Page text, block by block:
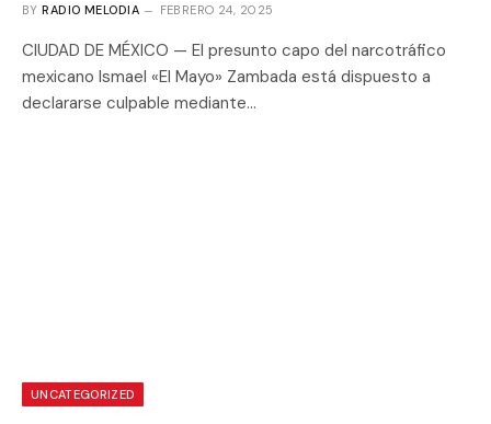
BY RADIO MELODIA FEBRERO 24, 2025
CIUDAD DE MÉXICO — El presunto capo del narcotráfico
mexicano Ismael «El Mayo» Zambada está dispuesto a
declararse culpable mediante…
UNCATEGORIZED